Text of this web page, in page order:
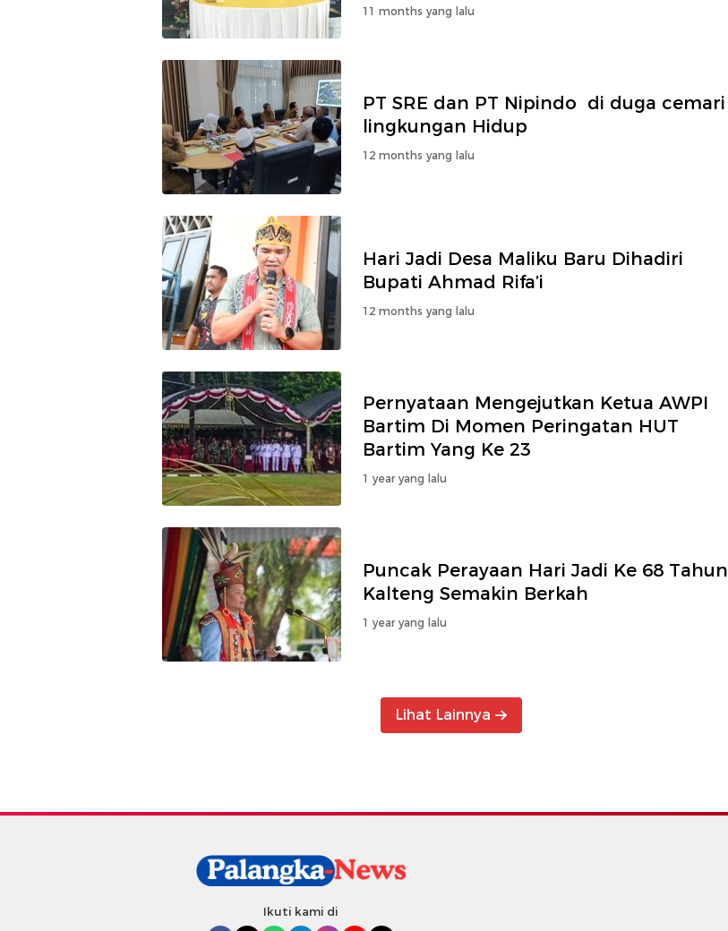
11 months yang lalu
PT SRE dan PT Nipindo di duga cemari
lingkungan Hidup
12 months yang lalu
Hari Jadi Desa Maliku Baru Dihadiri
Bupati Ahmad Rifa’i
12 months yang lalu
Pernyataan Mengejutkan Ketua AWPI
Bartim Di Momen Peringatan HUT
Bartim Yang Ke 23
1 year yang lalu
Puncak Perayaan Hari Jadi Ke 68 Tahun
Kalteng Semakin Berkah
1 year yang lalu
Lihat Lainnya
Ikuti kami di